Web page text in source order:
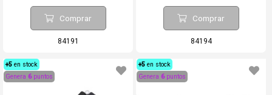
Comprar
84191
Comprar
84194
+5 en stock
Genera 6puntos
+5 en stock
Genera 6puntos